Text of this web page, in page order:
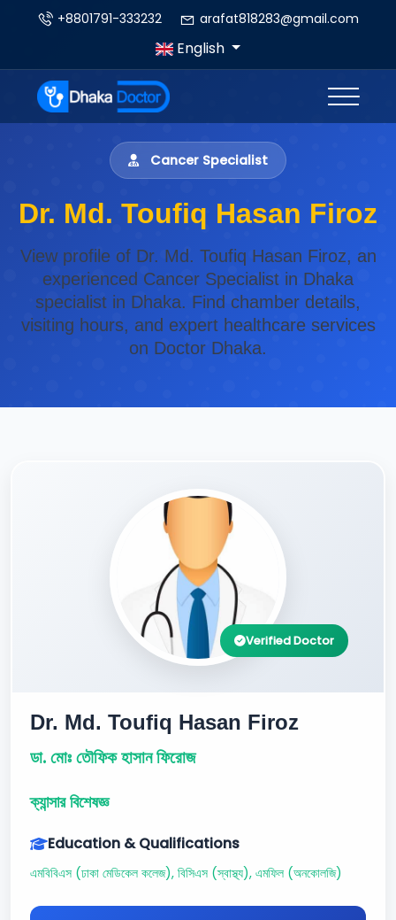
+8801791-333232 arafat818283@gmail.com
English
Cancer Specialist
Dr. Md. Toufiq Hasan Firoz
View profile of Dr. Md. Toufiq Hasan Firoz, an
experienced Cancer Specialist in Dhaka
specialist in Dhaka. Find chamber details,
visiting hours, and expert healthcare services
on Doctor Dhaka.
Verified Doctor
Dr. Md. Toufiq Hasan Firoz
ডা. মোঃ তৌফিক হাসান ফিরোজ
ক্যান্সার বিশেষজ্ঞ
Education & Qualifications
এমবিবিএস (ঢাকা মেডিকেল কলেজ), বিসিএস (স্বাস্থ্য), এমফিল (অনকোলজি)